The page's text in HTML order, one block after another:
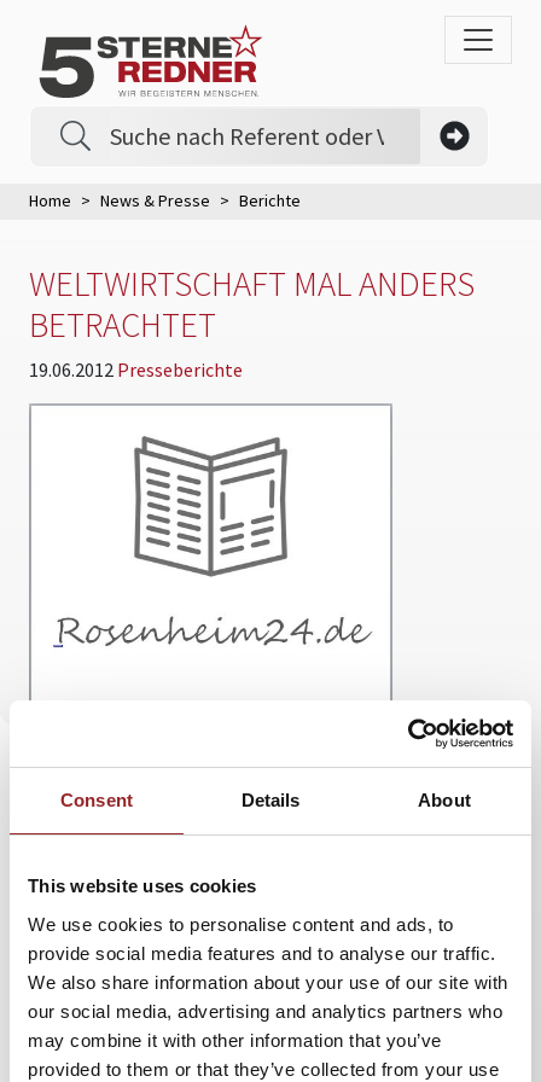
Consent Details About
This website uses cookies
We use cookies to personalise content and ads, to
provide social media features and to analyse our traffic.
We also share information about your use of our site with
our social media, advertising and analytics partners who
may combine it with other information that you’ve
provided to them or that they’ve collected from your use
Home News & Presse Berichte
WELTWIRTSCHAFT MAL ANDERS
BETRACHTET
19.06.2012 Presseberichte
Rosenheim - Einen Gast mit Zukunftsblick
Kurhaus. Am Veranstaltungsabend nahm man
die Kriesenbrille ab.
Deutschlands innovativster Trendforscher und 5
Sterne Redner Sven Gabor Janszkyhielt einen
Gastvortrag bei der Rosenheimer Sparkasse im